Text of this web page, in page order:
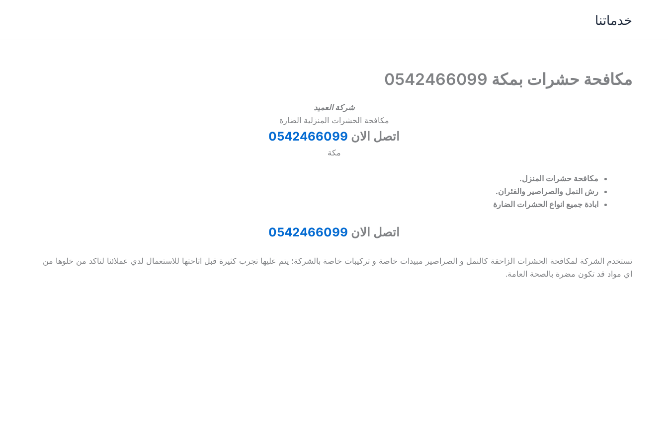
خدماتنا
مكافحة حشرات بمكة 0542466099
شركة العميد
مكافحة الحشرات المنزلية الضارة
اتصل الان 0542466099
مكة
مكافحة حشرات المنزل.
رش النمل والصراصير والفئران.
ابادة جميع انواع الحشرات الضارة
اتصل الان 0542466099
تستخدم الشركة لمكافحة الحشرات الزاحفة كالنمل و الصراصير مبيدات خاصة و تركيبات خاصة بالشركة؛ يتم عليها تجرب كثيرة قبل اتاحتها للاستعمال لدي عملائنا لتاكد من خلوها من
اي مواد قد تكون مضرة بالصحة العامة.